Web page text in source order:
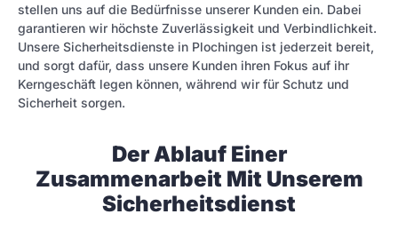
stellen uns auf die Bedürfnisse unserer Kunden ein. Dabei
garantieren wir höchste Zuverlässigkeit und Verbindlichkeit.
Unsere Sicherheitsdienste in Plochingen ist jederzeit bereit,
und sorgt dafür, dass unsere Kunden ihren Fokus auf ihr
Kerngeschäft legen können, während wir für Schutz und
Sicherheit sorgen.
Der Ablauf Einer
Zusammenarbeit Mit Unserem
Sicherheitsdienst